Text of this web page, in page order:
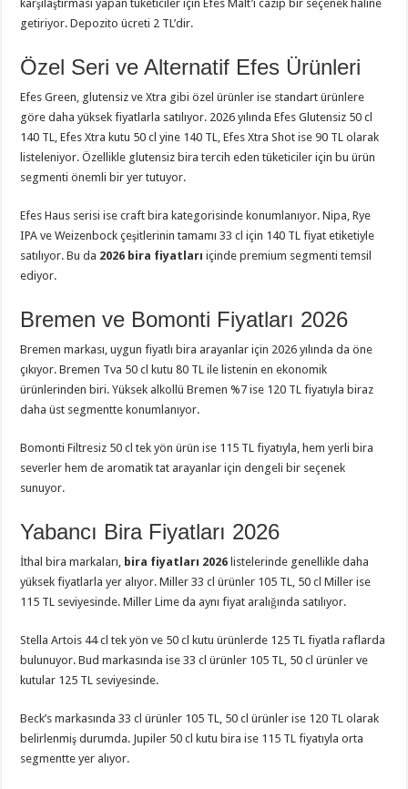
karşılaştırması yapan tüketiciler için Efes Malt’ı cazip bir seçenek haline
getiriyor. Depozito ücreti 2 TL’dir.
Özel Seri ve Alternatif Efes Ürünleri
Efes Green, glutensiz ve Xtra gibi özel ürünler ise standart ürünlere
göre daha yüksek fiyatlarla satılıyor. 2026 yılında Efes Glutensiz 50 cl
140 TL, Efes Xtra kutu 50 cl yine 140 TL, Efes Xtra Shot ise 90 TL olarak
listeleniyor. Özellikle glutensiz bira tercih eden tüketiciler için bu ürün
segmenti önemli bir yer tutuyor.
Efes Haus serisi ise craft bira kategorisinde konumlanıyor. Nipa, Rye
IPA ve Weizenbock çeşitlerinin tamamı 33 cl için 140 TL fiyat etiketiyle
satılıyor. Bu da 2026 bira fiyatları içinde premium segmenti temsil
ediyor.
Bremen ve Bomonti Fiyatları 2026
Bremen markası, uygun fiyatlı bira arayanlar için 2026 yılında da öne
çıkıyor. Bremen Tva 50 cl kutu 80 TL ile listenin en ekonomik
ürünlerinden biri. Yüksek alkollü Bremen %7 ise 120 TL fiyatıyla biraz
daha üst segmentte konumlanıyor.
Bomonti Filtresiz 50 cl tek yön ürün ise 115 TL fiyatıyla, hem yerli bira
severler hem de aromatik tat arayanlar için dengeli bir seçenek
sunuyor.
Yabancı Bira Fiyatları 2026
İthal bira markaları, bira fiyatları 2026 listelerinde genellikle daha
yüksek fiyatlarla yer alıyor. Miller 33 cl ürünler 105 TL, 50 cl Miller ise
115 TL seviyesinde. Miller Lime da aynı fiyat aralığında satılıyor.
Stella Artois 44 cl tek yön ve 50 cl kutu ürünlerde 125 TL fiyatla raflarda
bulunuyor. Bud markasında ise 33 cl ürünler 105 TL, 50 cl ürünler ve
kutular 125 TL seviyesinde.
Beck’s markasında 33 cl ürünler 105 TL, 50 cl ürünler ise 120 TL olarak
belirlenmiş durumda. Jupiler 50 cl kutu bira ise 115 TL fiyatıyla orta
segmentte yer alıyor.